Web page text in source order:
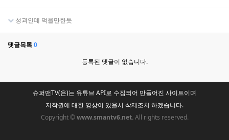
성괴인데 먹을만한듯
댓글목록 0
등록된 댓글이 없습니다.
슈퍼맨TV(은)는 유튜브 API로 수집되어 만들어진 사이트이며
저작권에 대한 영상이 있을시 삭제조치 하겠습니다.
Copyright ©www.smantv6.net.All rights reserved.